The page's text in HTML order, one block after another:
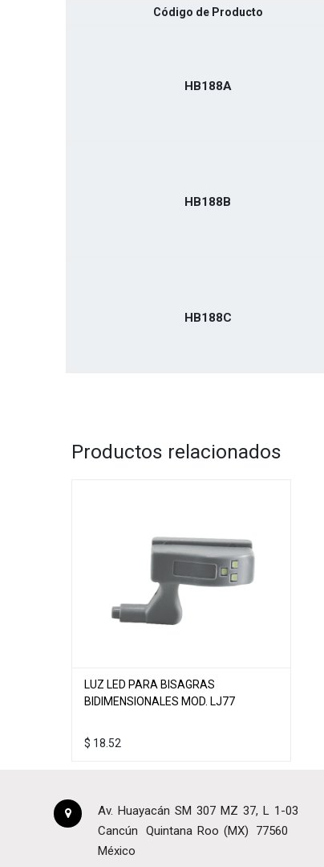
Código de Producto
HB188A
HB188B
HB188C
Productos relacionados
LUZ LED PARA BISAGRAS
BIDIMENSIONALES MOD. LJ77
$ 18.52
Av. Huayacán SM 307 MZ 37, L 1-03
Cancún
Quintana Roo (MX)
77560
México